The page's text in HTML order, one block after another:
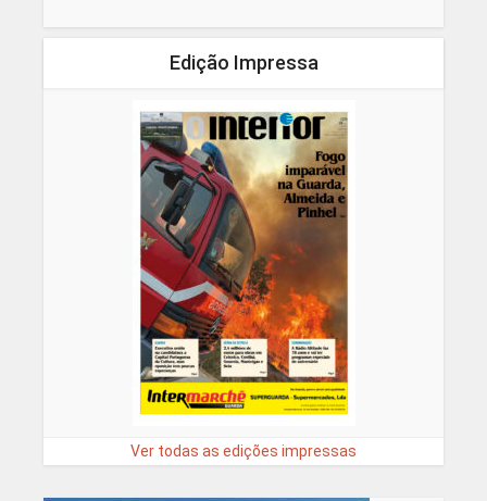
Edição Impressa
Ver todas as edições impressas